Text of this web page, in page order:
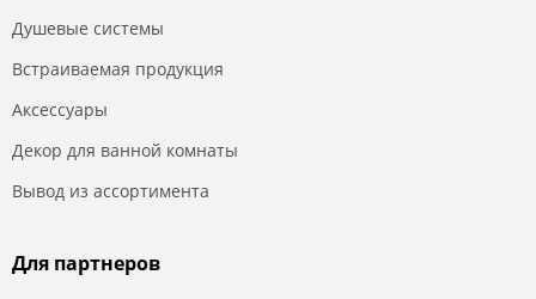
Душевые системы
Встраиваемая продукция
Аксессуары
Декор для ванной комнаты
Вывод из ассортимента
Для партнеров